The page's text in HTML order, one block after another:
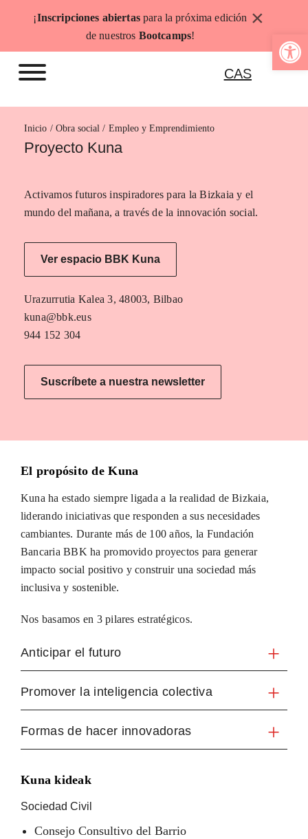
Abrir
¡Inscripciones abiertaspara la próxima edición
de nuestros Bootcamps!
×
CAS
Inicio Empleo y Emprendimiento
Proyecto Kuna
Activamos futuros inspiradores para la Bizkaia y el
mundo del mañana, a través de la innovación social.
Ver espacio BBK Kuna
Urazurrutia Kalea 3, 48003, Bilbao
kuna@bbk.eus
944 152 304
Suscríbete a nuestra newsletter
El propósito de Kuna
Kuna ha estado siempre ligada a la realidad de Bizkaia,
liderando iniciativas que responden a sus necesidades
cambiantes. Durante más de 100 años, la Fundación
Bancaria BBK ha promovido proyectos para generar
impacto social positivo y construir una sociedad más
inclusiva y sostenible.
Nos basamos en 3 pilares estratégicos.
Anticipar el futuro
Promover la inteligencia colectiva
Formas de hacer innovadoras
Kuna kideak
Sociedad Civil
Consejo Consultivo del Barrio